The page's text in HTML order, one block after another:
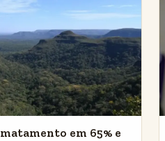
em 65% e